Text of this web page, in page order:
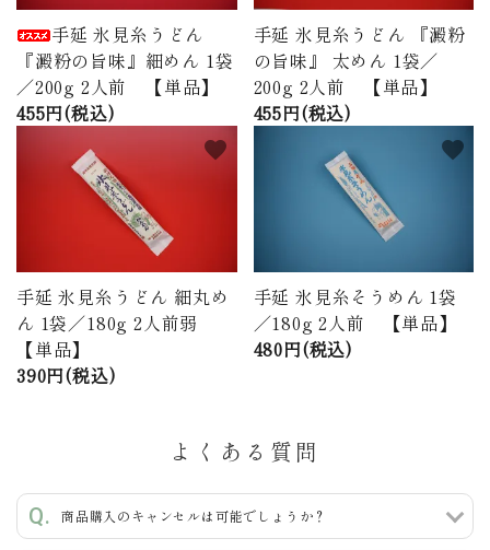
手延 氷見糸うどん
『澱粉の旨味』細めん 1袋
／200g 2人前 【単品】
455円(税込)
手延 氷見糸うどん 『澱粉
の旨味』 太めん 1袋／
200g 2人前 【単品】
455円(税込)
手延 氷見糸うどん 細丸め
ん 1袋／180g 2人前弱
【単品】
390円(税込)
favorite
手延 氷見糸そうめん 1袋
／180g 2人前 【単品】
480円(税込)
favorite
よくある質問
商品購入のキャンセルは可能でしょうか？